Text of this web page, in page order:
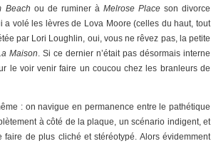
Beach ou de ruminer à Melrose Placeson divorce
a volé les lèvres de Lova Moore (celles du haut, tout
par Lori Loughlin, oui, vous ne rêvez pas, la petite
Maison. Si ce dernier n’était pas désormais interne
le voir venir faire un coucou chez les branleurs de
: on navigue en permanence entre le pathétique
à côté de la plaque, un scénario indigent, et
de plus cliché et stéréotypé. Alors évidemment